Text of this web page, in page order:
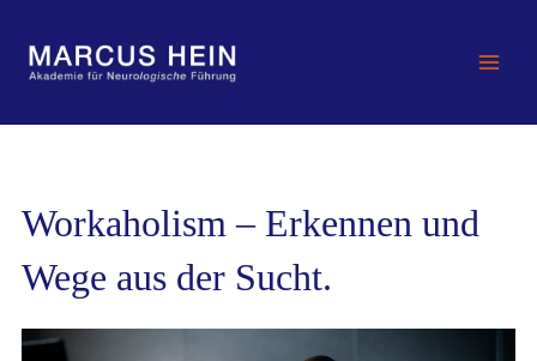
springen
Workaholism – Erkennen und
Wege aus der Sucht.